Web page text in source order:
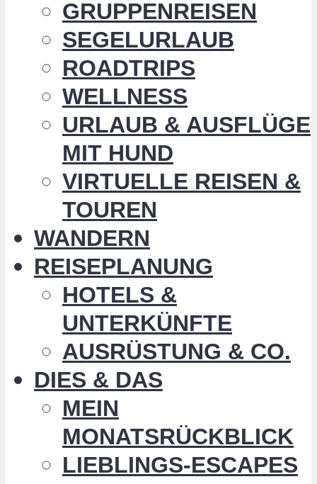
GRUPPENREISEN
SEGELURLAUB
ROADTRIPS
WELLNESS
URLAUB & AUSFLÜGE
MIT HUND
VIRTUELLE REISEN &
TOUREN
WANDERN
REISEPLANUNG
HOTELS &
UNTERKÜNFTE
AUSRÜSTUNG & CO.
DIES & DAS
MEIN
MONATSRÜCKBLICK
LIEBLINGS-ESCAPES